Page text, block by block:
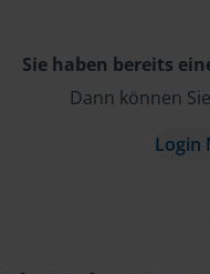
Sie haben bereits
Dann können
Login